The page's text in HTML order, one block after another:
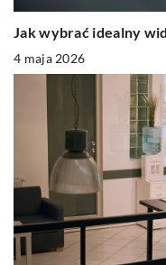
Jak wybrać idealny
4 maja 2026